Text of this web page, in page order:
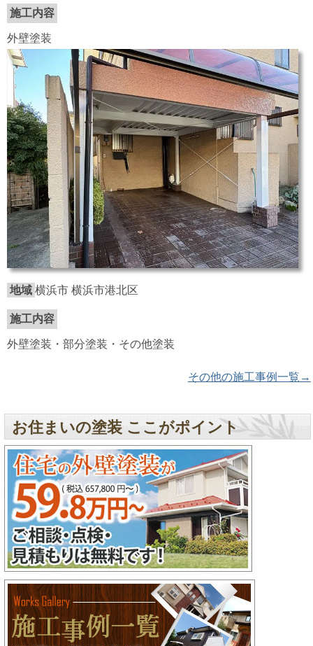
施工内容
外壁塗装
地域 横浜市 横浜市港北区
施工内容
外壁塗装・部分塗装・その他塗装
その他の施工事例一覧→
お住まいの塗装 ここがポイント